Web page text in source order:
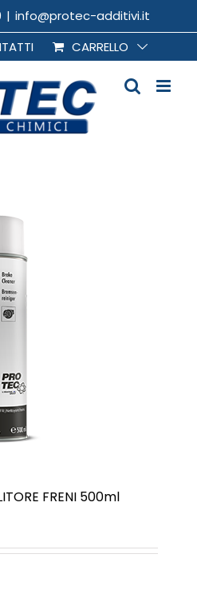
| info@protec-additivi.it
CARRELLO
FRENI 500ml